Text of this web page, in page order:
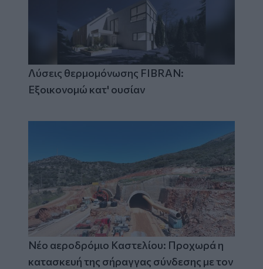
Λύσεις θερμομόνωσης FIBRAN:
Εξοικονομώ κατ' ουσίαν
Νέο αεροδρόμιο Καστελίου: Προχωρά η
κατασκευή της σήραγγας σύνδεσης με τον